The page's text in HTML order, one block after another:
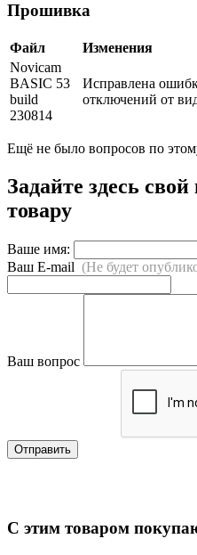
Прошивка
Файл Изменения
Novicam
BASIC 53
build
230814
Исправлена
отключений от
Ещё не было вопросов по
Задайте здесь
товару
Ваше имя:
Ваш E-mail (Не будет
Ваш вопрос
Отправить
С этим товаром